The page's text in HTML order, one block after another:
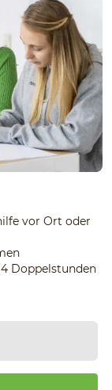
vor Ort oder
Doppelstunden